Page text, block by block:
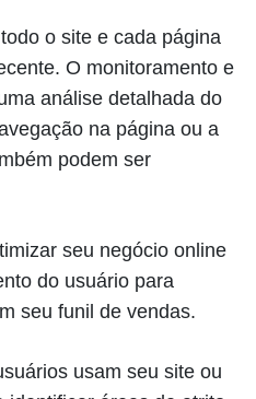
o site e cada página
O monitoramento e
análise detalhada do
na página ou a
podem ser
seu negócio online
do usuário para
seu funil de vendas.
usam seu site ou